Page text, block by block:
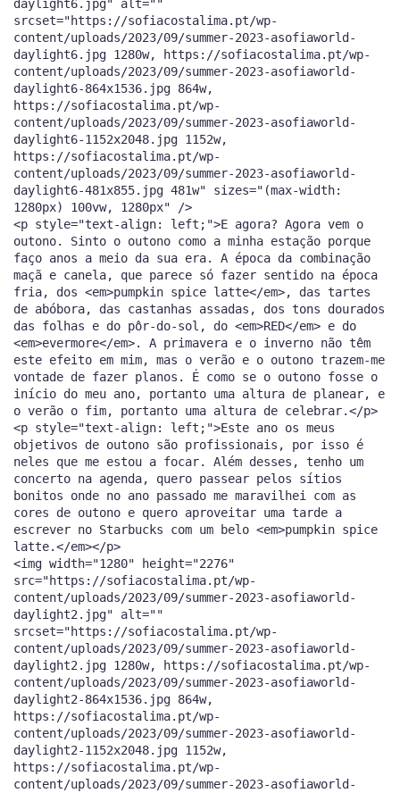
daylight6.jpg" alt=""
srcset="https://sofiacostalima.pt/wp-
content/uploads/2023/09/summer-2023-asofiaworld-
daylight6.jpg 1280w, https://sofiacostalima.pt/wp-
content/uploads/2023/09/summer-2023-asofiaworld-
daylight6-864x1536.jpg 864w,
https://sofiacostalima.pt/wp-
content/uploads/2023/09/summer-2023-asofiaworld-
daylight6-1152x2048.jpg 1152w,
https://sofiacostalima.pt/wp-
content/uploads/2023/09/summer-2023-asofiaworld-
daylight6-481x855.jpg 481w" sizes="(max-width:
1280px) 100vw, 1280px" />
<p style="text-align: left;">E agora? Agora vem o
outono. Sinto o outono como a minha estação porque
faço anos a meio da sua era. A época da combinação
maçã e canela, que parece só fazer sentido na época
fria, dos <em>pumpkin spice latte</em>, das tartes
de abóbora, das castanhas assadas, dos tons dourados
das folhas e do pôr-do-sol, do <em>RED</em> e do
<em>evermore</em>. A primavera e o inverno não têm
este efeito em mim, mas o verão e o outono trazem-me
vontade de fazer planos. É como se o outono fosse o
início do meu ano, portanto uma altura de planear, e
o verão o fim, portanto uma altura de celebrar.</p>
<p style="text-align: left;">Este ano os meus
objetivos de outono são profissionais, por isso é
neles que me estou a focar. Além desses, tenho um
concerto na agenda, quero passear pelos sítios
bonitos onde no ano passado me maravilhei com as
cores de outono e quero aproveitar uma tarde a
escrever no Starbucks com um belo <em>pumpkin spice
latte.</em></p>
<img width="1280" height="2276"
src="https://sofiacostalima.pt/wp-
content/uploads/2023/09/summer-2023-asofiaworld-
daylight2.jpg" alt=""
srcset="https://sofiacostalima.pt/wp-
content/uploads/2023/09/summer-2023-asofiaworld-
daylight2.jpg 1280w, https://sofiacostalima.pt/wp-
content/uploads/2023/09/summer-2023-asofiaworld-
daylight2-864x1536.jpg 864w,
https://sofiacostalima.pt/wp-
content/uploads/2023/09/summer-2023-asofiaworld-
daylight2-1152x2048.jpg 1152w,
https://sofiacostalima.pt/wp-
content/uploads/2023/09/summer-2023-asofiaworld-